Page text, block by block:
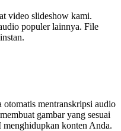
video slideshow kami.
populer lainnya. File
otomatis mentranskripsi audio
gambar yang sesuai
menghidupkan konten Anda.